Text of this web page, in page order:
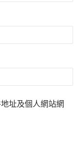
址及個人網站網